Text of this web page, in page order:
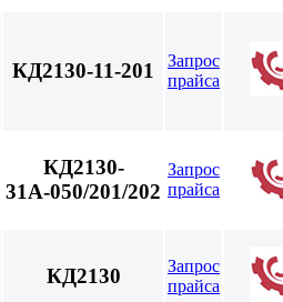
КД2130-11-201
Запрос
прайса
КД2130-
31А-050/201/202
Запрос
прайса
КД2130
Запрос
прайса